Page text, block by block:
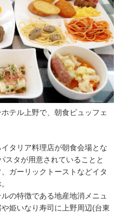
テル上野で、朝食ビュッフェ
タリア料理店が朝食会場とな
スタが用意されていることと
ガーリックトーストなどイタ
の特徴である地産地消メニュ
姫いなり寿司に上野周辺(台東